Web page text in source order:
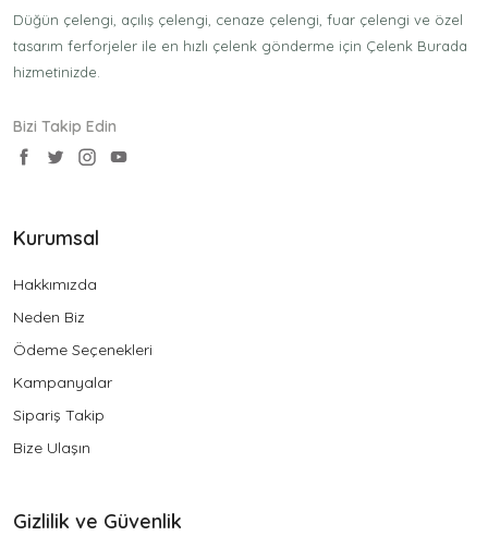
Düğün çelengi, açılış çelengi, cenaze çelengi, fuar çelengi ve özel
tasarım ferforjeler ile en hızlı çelenk gönderme için Çelenk Burada
hizmetinizde.
Bizi Takip Edin
Kurumsal
Hakkımızda
Neden Biz
Ödeme Seçenekleri
Kampanyalar
Sipariş Takip
Bize Ulaşın
Gizlilik ve Güvenlik